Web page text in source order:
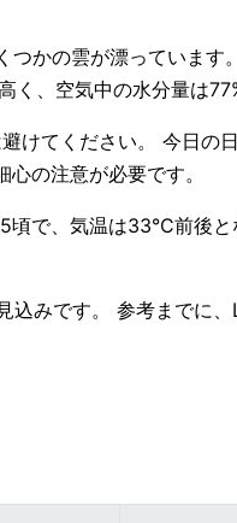
かの雲が漂っています
、空気中の水分量は
けてください。 今日の
の注意が必要です。
で、気温は33°C前後
込みです。 参考までに